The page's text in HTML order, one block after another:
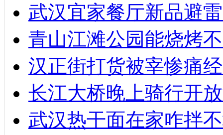
武汉宜家餐厅新品避
青山江滩公园能烧烤
汉正街打货被宰惨痛
长江大桥晚上骑行开
武汉热干面在家咋拌